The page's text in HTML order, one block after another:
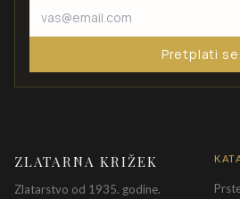
Pretplati se
ZLATARNA KRIŽEK
Zlatarstvo od 1935. godine.